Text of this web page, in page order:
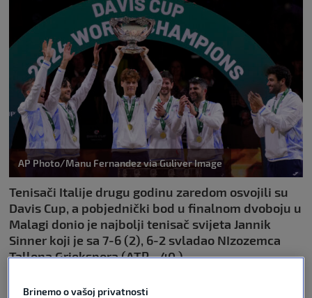
AP Photo/Manu Fernandez via Guliver Image
Tenisači Italije drugu godinu zaredom osvojili su
Davis Cup, a pobjednički bod u finalnom dvoboju u
Malagi donio je najbolji tenisač svijeta Jannik
Sinner koji je sa 7-6 (2), 6-2 svladao NIzozemca
Tallona Griekspora (ATP - 40.).
U prvom pojedinačnom meču Matteo Berrettini (ATP
Brinemo o vašoj privatnosti